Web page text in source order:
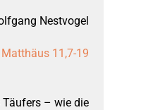
September 2012: 1.
März 2012: 1.
Nestvogel
Matthäus 11,7-19
Täufers – wie die